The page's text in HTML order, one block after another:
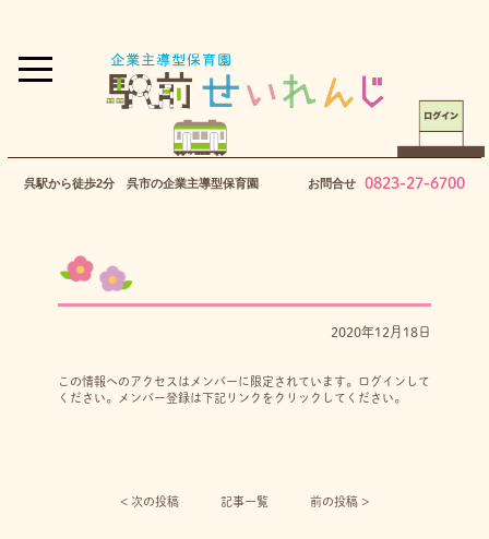
呉駅から徒歩2分 呉市の企業主導型保育園 お問合せ 0823-27-6700
2020年12月18日
この情報へのアクセスはメンバーに限定されています。ログインして
ください。メンバー登録は下記リンクをクリックしてください。
< 次の投稿︎ 記事一覧 前の投稿 >